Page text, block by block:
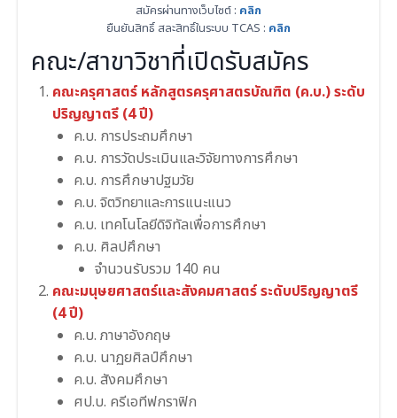
สมัครผ่านทางเว็บไซต์ : คลิก
ยืนยันสิทธิ์ สละสิทธิ์ในระบบ TCAS : คลิก
คณะ/สาขาวิชาที่เปิดรับสมัคร
คณะครุศาสตร์ หลักสูตรครุศาสตรบัณฑิต (ค.บ.) ระดับ
ปริญญาตรี (4 ปี)
ค.บ. การประถมศึกษา
ค.บ. การวัดประเมินและวิจัยทางการศึกษา
ค.บ. การศึกษาปฐมวัย
ค.บ. จิตวิทยาและการแนะแนว
ค.บ. เทคโนโลยีดิจิทัลเพื่อการศึกษา
ค.บ. ศิลปศึกษา
จำนวนรับรวม 140 คน
คณะมนุษยศาสตร์และสังคมศาสตร์ ระดับปริญญาตรี
(4 ปี)
ค.บ. ภาษาอังกฤษ
ค.บ. นาฏยศิลป์ศึกษา
ค.บ. สังคมศึกษา
ศป.บ. ครีเอทีฟกราฟิก